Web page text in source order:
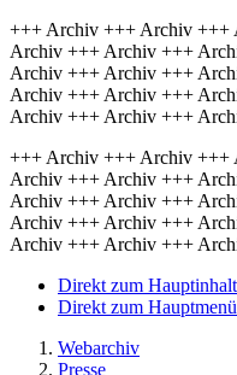
+++ Archiv +++ Archiv
Archiv +++ Archiv +++
Archiv +++ Archiv +++
Archiv +++ Archiv +++
Archiv +++ Archiv +++
+++ Archiv +++ Archiv
Archiv +++ Archiv +++
Archiv +++ Archiv +++
Archiv +++ Archiv +++
Archiv +++ Archiv +++
Direkt zum
Direkt zum
Webarchiv
Presse